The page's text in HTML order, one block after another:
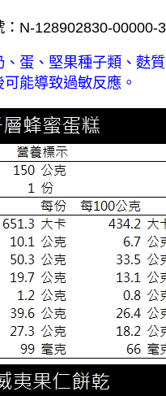
N-128902830-00000-3
蛋、堅果種子類、麩
能導致過敏反應。